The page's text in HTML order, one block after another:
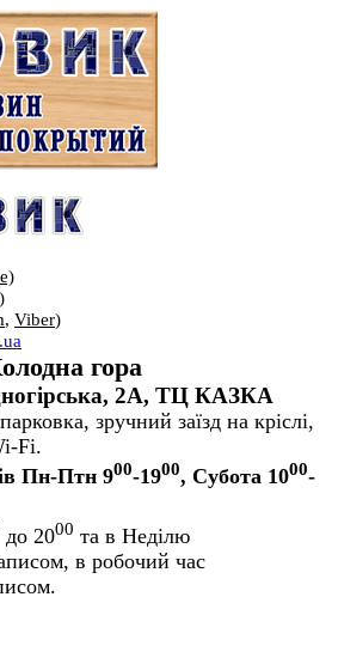
, Viber)
гора
2А, ТЦ КАЗКА
зручний заїзд на кріслі,
Fi.
Пн-Птн 900-1900, Субота 1000-
до 2000 та в Неділю
в робочий час